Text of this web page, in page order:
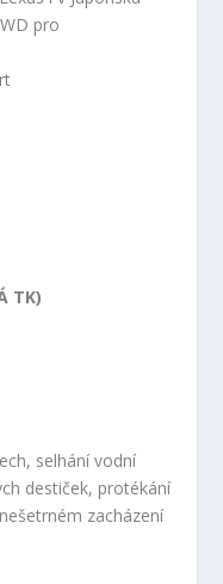
pro
TK)
selhání vodní
destiček, protékání
zacházení